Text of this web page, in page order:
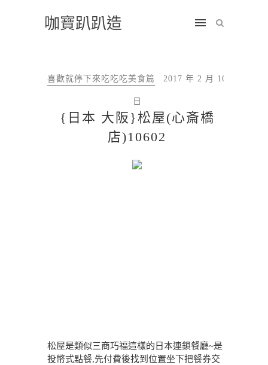
咖寶趴趴造
喜歡就停下來吃吃吃美食篇 2017 年 2 月 16
日
{日本 大阪}松屋(心斎橋
店)10602
松屋是類似三商巧福這樣的日本連鎖餐廳~是
投幣式點餐,先付費後找到位置坐下把餐券交